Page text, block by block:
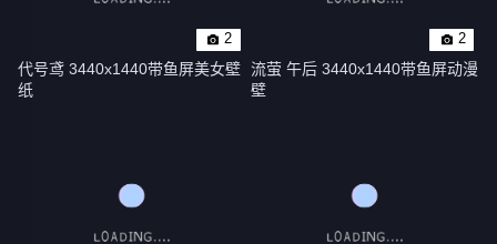
2
代号鸢 3440x1440带鱼屏美女壁
纸
2
流萤 午后 3440x1440带鱼屏动漫
壁